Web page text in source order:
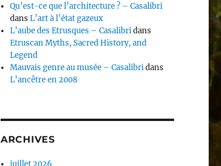
Qu’est-ce que l’architecture ? – Casalibri
dansL’art à l’état gazeux
L’aube des Etrusques – Casalibridans
Etruscan Myths, Sacred History, and
Legend
Mauvais genre au musée – Casalibridans
L’ancêtre en 2008
ARCHIVES